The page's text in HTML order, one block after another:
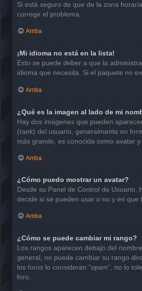
Si está seguro de que de la zona
corregir el problema.
Arriba
¡Mi idioma no está en la lista!
Esto se puede deber a que la
idioma que necesita. Si el paquete no
Arriba
¿Qué es la imagen al lado de mi
Hay dos imágenes que pueden
(rank) del usuario, generalmente en
más grande, es conocida como avatar
Arriba
¿Cómo puedo mostrar un avatar?
Desde su Panel de Control de Usuario,
decide si se pueden usar o no y en que
Arriba
¿Cómo se puede cambiar mi rango?
Los rangos aparecen debajo del
general, no puede cambiar su rango
los foros lo consideran "spam", no lo
foro.